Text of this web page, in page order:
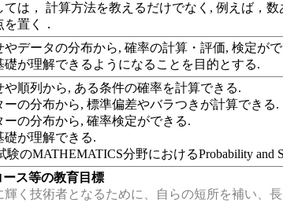
ては， 計算方法を教えるだけでなく, 例えば，
置く．
やデータの分布から, 確率の計算・評価, 検定が
礎が理解できるようになることを目的とする.
や順列から, ある条件の確率を計算できる.
ーの分布から, 標準偏差やバラつきが計算できる.
ーの分布から, 確率検定ができる.
礎が理解できる.
験のMATHEMATICS分野におけるProbability and
ス等の教育目標
く技術者となるために、自らの短所を補い、